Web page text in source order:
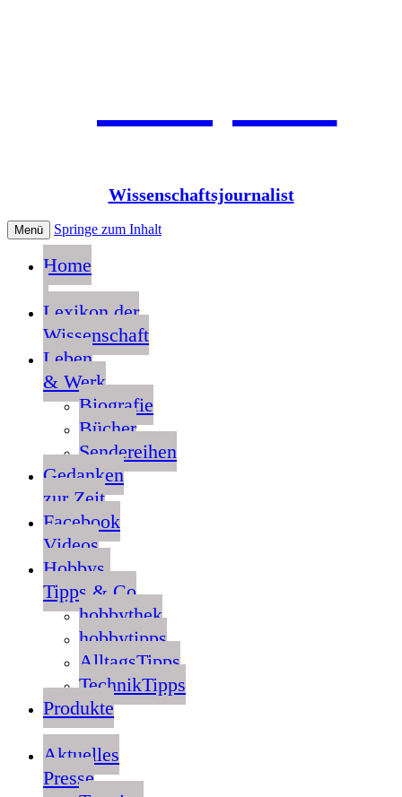
Jean Pütz
Wissenschaftsjournalist
Menü Springe zum Inhalt
Home
Lexikon der
Wissenschaft
Leben
& Werk
Biografie
Bücher
Sendereihen
Gedanken
zur Zeit
Facebook
Videos
Hobbys,
Tipps & Co
hobbythek
hobbytipps
AlltagsTipps
TechnikTipps
Produkte
Aktuelles
Presse